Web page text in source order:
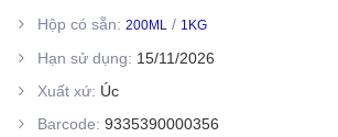
Hộp có sẵn: 200ML / 1KG
Hạn sử dụng: 15/11/2026
Xuất xứ: Úc
Barcode: 9335390000356